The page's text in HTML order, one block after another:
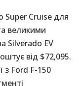
Cruise для
великими
Silverado EV
від $72,095.
з Ford F-150